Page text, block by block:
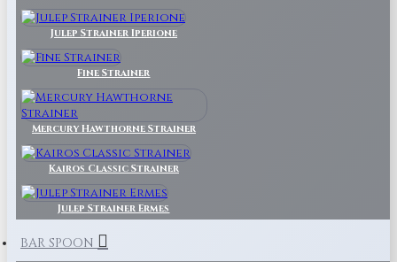
Julep Strainer Iperione
Fine Strainer
Mercury Hawthorne Strainer
Kairos Classic Strainer
Julep Strainer Ermes
BAR SPOON